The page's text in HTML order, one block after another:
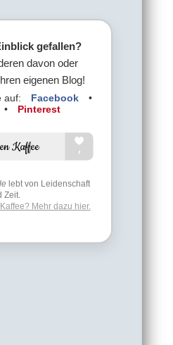
gefallen?
davon oder
eigenen Blog!
auf: Facebook
•
• Pinterest
lebt von Leidenschaft
Zeit.
Mehr dazu hier.